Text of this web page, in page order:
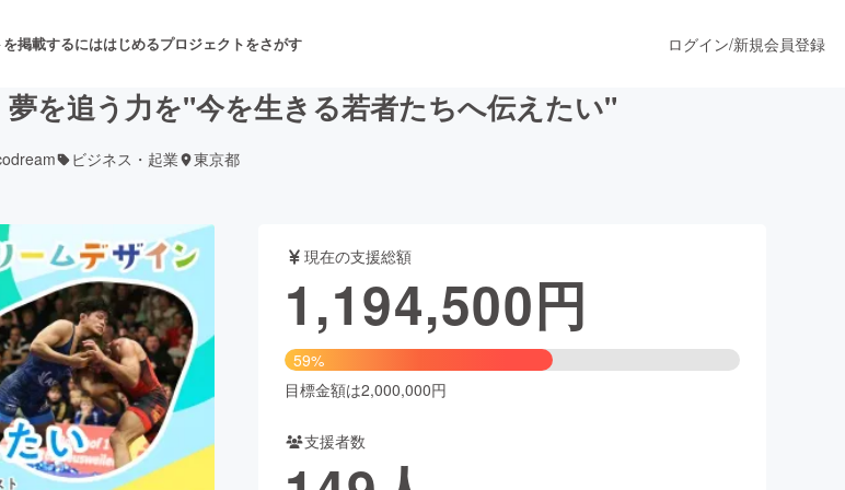
掲載するにははじめるプロジェクトをさがす
舞台・パフォーマンス
開発 フード・飲食店 ファッション
アニメ・漫画
ビューティー・ヘルスケア
ログイン/新規会員登録
夢を追う力を"今を生きる若者たちへ伝えたい"
ビジネス・起業 東京都
現在の支援総額
1,194,500円
59%
目標金額は2,000,000円
支援者数